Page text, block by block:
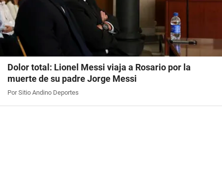
Dolor total: Lionel Messi viaja a Rosario por la
muerte de su padre Jorge Messi
Por Sitio Andino Deportes